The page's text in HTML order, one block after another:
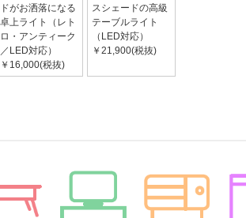
ドがお洒落になる
卓上ライト（レト
ロ・アンティーク
／LED対応）
￥16,000(税抜)
スシェードの高級
テーブルライト
（LED対応）
￥21,900(税抜)